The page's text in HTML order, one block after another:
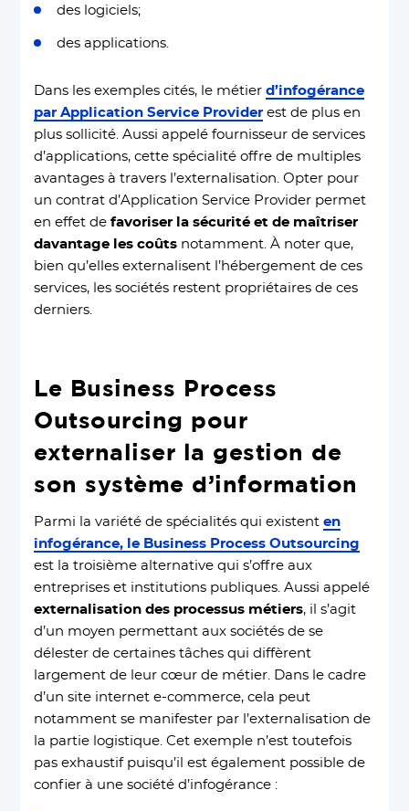
des logiciels;
des applications.
Dans les exemples cités, le métierd’infogérance
par Application Service Providerest de plus en
plus sollicité. Aussi appelé fournisseur de services
d’applications, cette spécialité offre de multiples
avantages à travers l’externalisation. Opter pour
un contrat d’Application Service Provider permet
en effet defavoriser la sécurité et de maîtriser
davantage les coûts notamment. À noter que,
bien qu’elles externalisent l’hébergement de ces
services, les sociétés restent propriétaires de ces
derniers.
Le Business Process
Outsourcing pour
externaliser la gestion de
son système d’information
Parmi la variété de spécialités qui existenten
infogérance, le Business Process Outsourcing
est la troisième alternative qui s’offre aux
entreprises et institutions publiques. Aussi appelé
externalisation des processus métiers, il s’agit
d’un moyen permettant aux sociétés de se
délester de certaines tâches qui diffèrent
largement de leur cœur de métier. Dans le cadre
d’un site internet e-commerce, cela peut
notamment se manifester par l’externalisation de
la partie logistique. Cet exemple n’est toutefois
pas exhaustif puisqu’il est également possible de
confier à une société d’infogérance :